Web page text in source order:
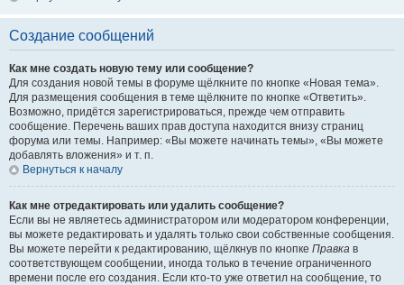
Создание сообщений
Как мне создать новую тему или сообщение?
Для создания новой темы в форуме щёлкните по кнопке «Новая тема».
Для размещения сообщения в теме щёлкните по кнопке «Ответить».
Возможно, придётся зарегистрироваться, прежде чем отправить
сообщение. Перечень ваших прав доступа находится внизу страниц
форума или темы. Например: «Вы можете начинать темы», «Вы можете
добавлять вложения» и т. п.
Вернуться к началу
Как мне отредактировать или удалить сообщение?
Если вы не являетесь администратором или модератором конференции,
вы можете редактировать и удалять только свои собственные сообщения.
Вы можете перейти к редактированию, щёлкнув по кнопке Правка в
соответствующем сообщении, иногда только в течение ограниченного
времени после его создания. Если кто-то уже ответил на сообщение, то